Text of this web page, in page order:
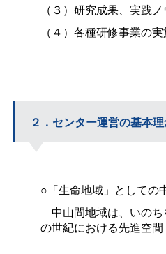
（３）研究成果、実践
（４）各種研修事業の
２．センター運営の基本
○「生命地域」としての
中山間地域は、いの
の世紀における先進空間